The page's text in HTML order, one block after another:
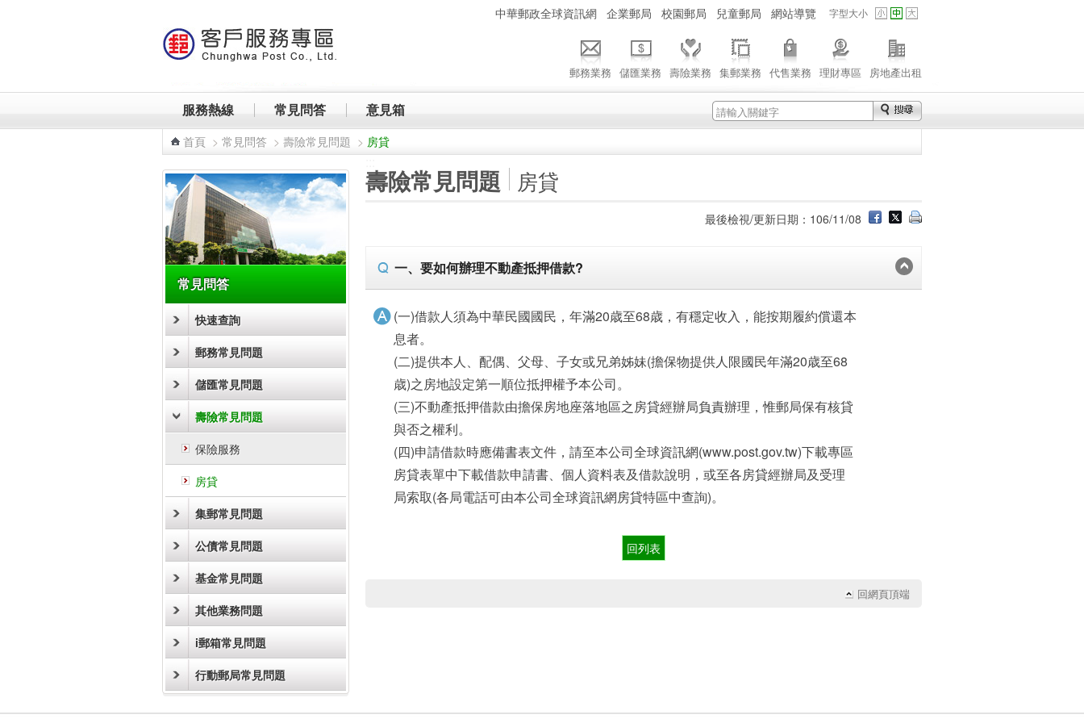
中華郵政全球資訊網 企業郵局 校園郵局 兒童郵局 網站導覽 字型大小
郵務業務 儲匯業務 壽險業務 集郵業務 代售業務 理財專區 房地產出租
服務熱線 常見問答 意見箱
首頁 > 常見問答 > 壽險常見問題 > 房貸
常見問答
快速查詢
郵務常見問題
儲匯常見問題
壽險常見問題
保險服務
房貸
集郵常見問題
公債常見問題
基金常見問題
其他業務問題
i郵箱常見問題
行動郵局常見問題
壽險常見問題 房貸
最後檢視/更新日期：106/11/08
一、要如何辦理不動產抵押借款?
(一)借款人須為中華民國國民，年滿20歳至68歳，有穩定收入，能按期履約償還本
息者。
(二)提供本人、配偶、父母、子女或兄弟姊妹(擔保物提供人限國民年滿20歳至68
歳)之房地設定第一順位抵押權予本公司。
(三)不動產抵押借款由擔保房地座落地區之房貸經辦局負責辦理，惟郵局保有核貸
與否之權利。
(四)申請借款時應備書表文件，請至本公司全球資訊網(www.post.gov.tw)下載專區
房貸表單中下載借款申請書、個人資料表及借款說明，或至各房貸經辦局及受理
局索取(各局電話可由本公司全球資訊網房貸特區中查詢)。
回列表
回網頁頂端